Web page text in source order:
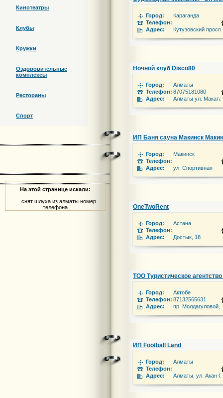
Кинотеатры
Клубы
Кружки
Оздоровительные
комплексы
Рестораны
Спорт
На этой странице искали:
снят шлуха из алматы номер
телефона
Город:
Караганда
Телефон:
Адрес:
Кутузовский
Ночной клуб Disco80
Город:
Алматы
Телефон: 87075181080
Адрес:
Алматы ул.
ИП Баня сауна Макинск
Город:
Макинск
Телефон:
Адрес:
ул. Спортивная
OneTwoRent
Город:
Астана
Телефон:
Адрес:
Достык, 18
ТОО Туристическое
Город:
Актобе
Телефон: 87132565631
Адрес:
пр. Молдагуловой,
ИП Football Land
Город:
Алматы
Телефон:
Адрес:
Алматы, ул. Акан